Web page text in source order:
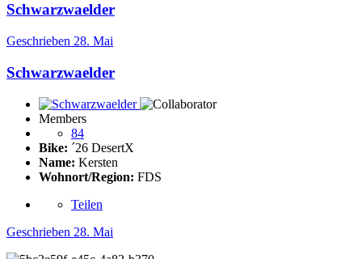
Schwarzwaelder
Geschrieben 28. Mai
Schwarzwaelder
Members
84
Bike: ´26 DesertX
Name: Kersten
Wohnort/Region: FDS
Teilen
Geschrieben 28. Mai